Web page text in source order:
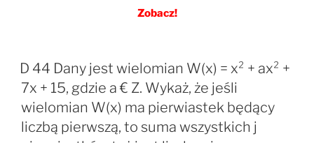
Zobacz!
D 44 Dany jest wielomian W(x) = x² + ax² +
7x + 15, gdzie a € Z. Wykaż, że jeśli
wielomian W(x) ma pierwiastek będący
liczbą pierwszą, to suma wszystkich j